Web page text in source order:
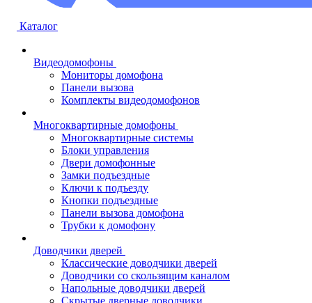
Каталог
Видеодомофоны
Мониторы домофона
Панели вызова
Комплекты видеодомофонов
Многоквартирные домофоны
Многоквартирные системы
Блоки управления
Двери домофонные
Замки подъездные
Ключи к подъезду
Кнопки подъездные
Панели вызова домофона
Трубки к домофону
Доводчики дверей
Классические доводчики дверей
Доводчики со скользящим каналом
Напольные доводчики дверей
Скрытые дверные доводчики